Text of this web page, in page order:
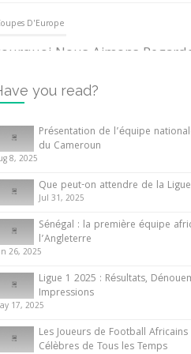
D'Europe
Nous Aimons
June 2024
Internationales
ce que vous devez savoir
d’Afrique des Nations
10 May 2024
Internationales
de l’équipe
football du Cameroun
2025
you read?
Présentation de l’équipe
du Cameroun
8, 2025
Que peut-on attendre de la
Jul 31, 2025
Sénégal : la première équipe
l’Angleterre
26, 2025
Ligue 1 2025 : Résultats,
Impressions
17, 2025
Les Joueurs de Football Africains
Célèbres de Tous les Temps